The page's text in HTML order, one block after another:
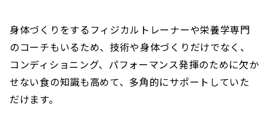
身体づくりをするフィジカルトレーナーや栄養学専門
のコーチもいるため、技術や身体づくりだけでなく、
コンディショニング、パフォーマンス発揮のために欠か
せない食の知識も高めて、多角的にサポートしていた
だけます。